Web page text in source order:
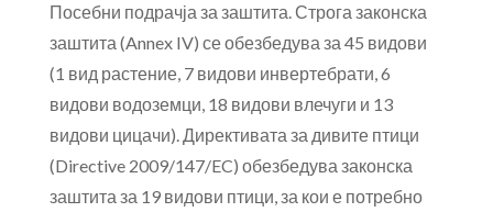
Посебни подрачја за заштита. Строга законска
заштита (Annex IV) се обезбедува за 45 видови
(1 вид растение, 7 видови инвертебрати, 6
видови водоземци, 18 видови влечуги и 13
видови цицачи). Директивата за дивите птици
(Directive 2009/147/EC) обезбедува законска
заштита за 19 видови птици, за кои е потребно